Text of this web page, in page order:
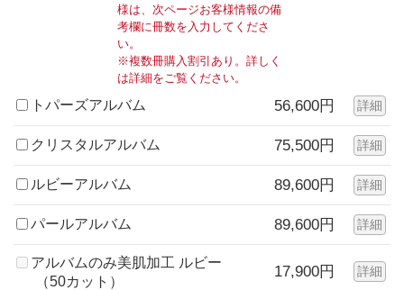
様は、次ページお客様情報の備
考欄に冊数を入力してくださ
い。
※複数冊購入割引あり。詳しく
は詳細をご覧ください。
トパーズアルバム 56,600円 詳細
クリスタルアルバム 75,500円 詳細
ルビーアルバム 89,600円 詳細
パールアルバム 89,600円 詳細
アルバムのみ美肌加工 ルビー
（50カット）
17,900円 詳細